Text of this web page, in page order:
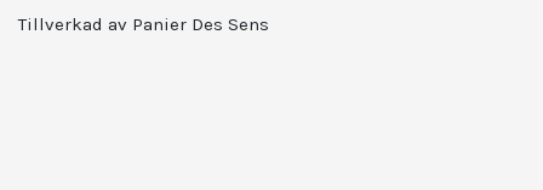
Tillverkad av Panier Des Sens